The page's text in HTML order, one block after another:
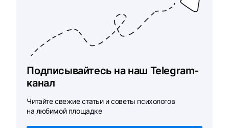
Подписывайтесь на наш Telegram-
канал
Читайте свежие статьи и советы психологов
на любимой площадке